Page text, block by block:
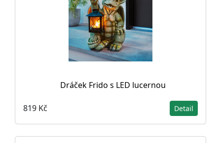
Dráček Frido s LED lucernou
819 Kč Detail